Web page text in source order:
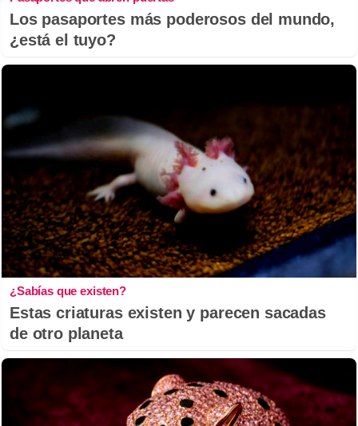
Los pasaportes más poderosos del mundo,
¿está el tuyo?
¿Sabías que existen?
Estas criaturas existen y parecen sacadas
de otro planeta